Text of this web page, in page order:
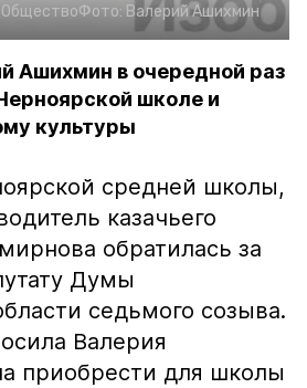
ОбществоФото: Валерий Ашихмин
Ашихмин в очередной раз
школе и
культуры
средней школы,
казачьего
обратилась за
Думы
седьмого созыва.
Валерия
приобрести для школы